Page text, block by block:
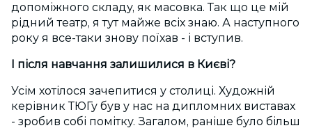
допоміжного складу, як масовка. Так що це мій
рідний театр, я тут майже всіх знаю. А наступного
року я все-таки знову поїхав - і вступив.
І після навчання залишилися в Києві?
Усім хотілося зачепитися у столиці. Художній
керівник ТЮГу був у нас на дипломних виставах
- зробив собі помітку. Загалом, раніше було більш